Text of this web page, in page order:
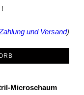
und Versand)
Microschaum